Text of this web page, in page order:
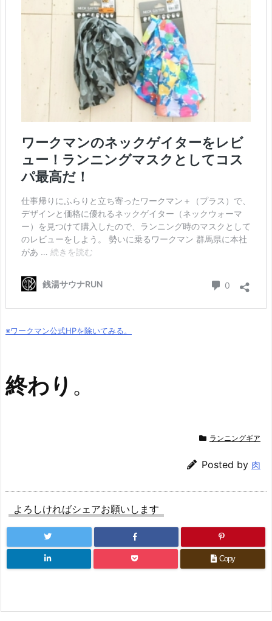
※ワークマン公式HPを除いてみる。
終わり 。
ランニングギア
Posted by 肉
よろしければシェアお願いします
Copy